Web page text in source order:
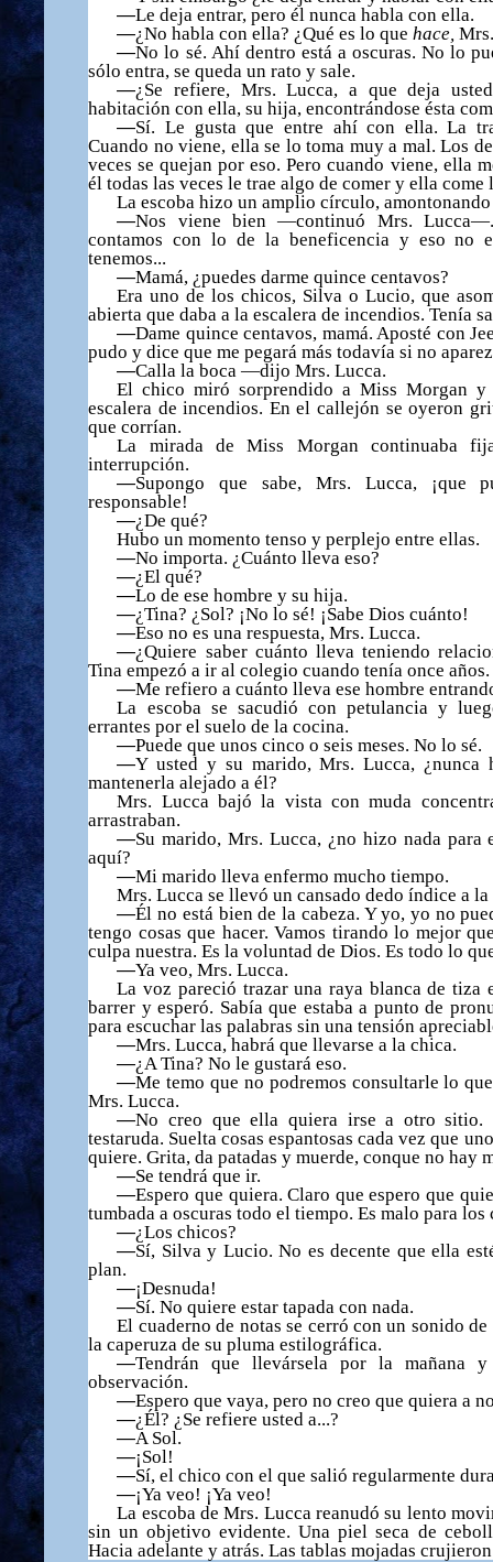
—Le deja entrar, peroél nunca habla con ella.
—¿No habla con ella? ¿Qué es lo quehace,
—No lo sé. Ahídentro está a oscuras. No lo
sólo entra, se queda un rato y sale.
—¿ Se refiere, Mrs. Lucca, a que deja
habitación con ella, su hija, encontrándose ésta
—Sí. Le gusta que entre ahícon ella. La
Cuando no viene, ella se lo toma muy a mal. Los
veces se quejan por eso. Pero cuando viene, ella
él todas las veces le trae algo de comer y ella come
La escoba hizo un amplio círculo,
—Nos viene bien —continuó Mrs.
contamos con lo de la beneficencia y eso no
tenemos...
—Mamá, ¿puedes darme quince centavos?
Era uno de los chicos, Silva o Lucio, que
abierta que daba a la escalera de incendios. Tenía
—Dame quince centavos, mamá. Aposté con
pudo y dice que me pegará más todavía si no
—Calla la boca —dijo Mrs. Lucca.
El chico miró sorprendido a Miss Morgan y
escalera de incendios. En el callejón se oyeron
que corrían.
La mirada de Miss Morgan continuaba
interrupción.
—Supongo que sabe, Mrs. Lucca, ¡que
responsable!
—¿De qué?
Hubo un momento tenso y perplejo entre ellas.
—No importa. ¿Cuánto lleva eso?
—¿El qué?
—Lo de ese hombre y su hija.
—¿Tina? ¿ Sol? ¡No lo sé! ¡Sabe Dios cuánto!
—Eso no es una respuesta, Mrs. Lucca.
—¿Quiere saber cuánto lleva teniendo
Tina empezó a ir al colegio cuando tenía once años.
—Me refiero a cuánto lleva ese hombre
La escoba se sacudió con petulancia y
errantes por el suelo de la cocina.
—Puede que unos cinco o seis meses. No lo sé.
—Y usted y su marido, Mrs. Lucca, ¿nunca
mantenerla alejado a él?
Mrs. Lucca bajó la vista con muda
arrastraban.
—Su marido, Mrs. Lucca, ¿no hizo nada para
aquí?
—Mi marido lleva enfermo mucho tiempo.
Mrs. Lucca se llevó un cansado dedoíndice a
—Él no está bien de la cabeza. Y yo, yo no
tengo cosas que hacer. Vamos tirando lo mejor
culpa nuestra. Es la voluntad de Dios. Es todo lo
—Ya veo, Mrs. Lucca.
La voz pareció trazar una raya blanca de tiza
barrer y esperó. Sabía que estaba a punto de
para escuchar las palabras sin una tensión
—Mrs. Lucca, habrá que llevarse a la chica.
—¿ A Tina? No le gustará eso.
—Me temo que no podremos consultarle lo
Mrs. Lucca.
—No creo que ella quiera irse a otro sitio.
testaruda. Suelta cosas espantosas cada vez que
quiere. Grita, da patadas y muerde, conque no hay
—Se tendrá que ir.
—Espero que quiera. Claro que espero que
tumbada a oscuras todo el tiempo. Es malo para los
—¿Los chicos?
—Sí, Silva y Lucio. No es decente que ella est
plan.
—¡Desnuda!
—Sí. No quiere estar tapada con nada.
El cuaderno de notas se cerró con un sonido
la caperuza de su pluma estilográfica.
—Tendrán que llevársela por la mañana y
observación.
—Espero que vaya, pero no creo que quiera a
—¿Él? ¿ Se refiere usted a...?
—A Sol.
—¡Sol!
—Sí, el chico con el que salió regularmente
—¡Ya veo! ¡Ya veo!
La escoba de Mrs. Lucca reanudó su lento
sin un objetivo evidente. Una piel seca de
Hacia adelante y atrás. Las tablas mojadas